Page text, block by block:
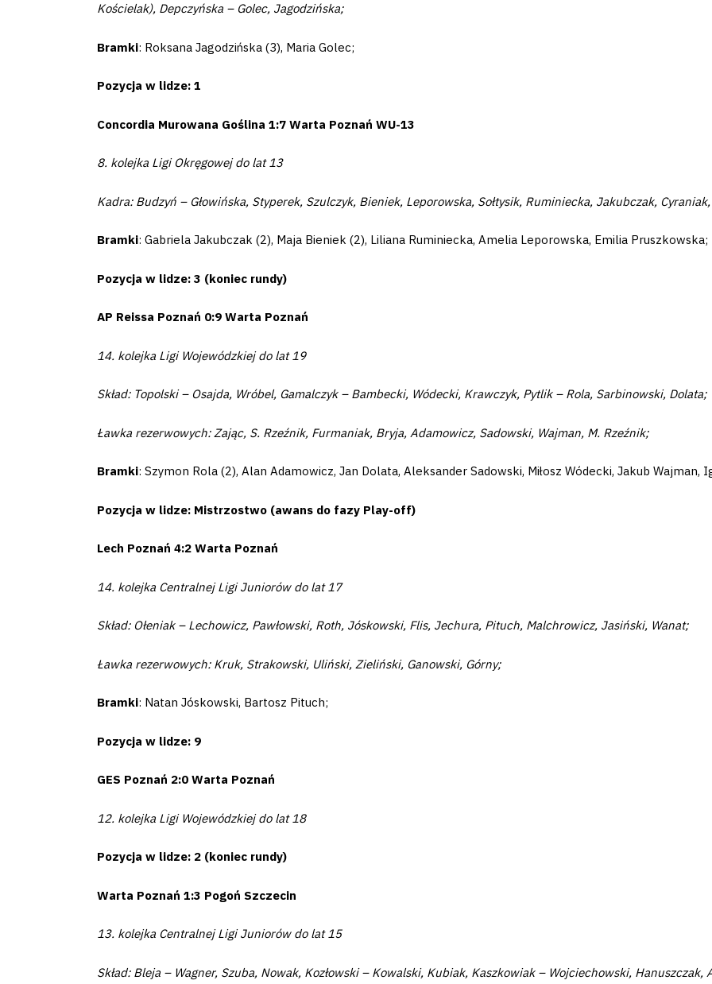
schedule
Academy
Foundation
Business
Kościelak), Depczyńska – Golec, Jagodzińska;
Bramki: Roksana Jagodzińska (3), Maria Golec;
Pozycja w lidze: 1
Concordia Murowana Goślina 1:7 Warta Poznań WU-13
8. kolejka Ligi Okręgowej do lat 13
Kadra: Budzyń – Głowińska, Styperek, Szulczyk, Bieniek, Leporowska, Sołtysik, Ruminiecka, Jakubczak,
Bramki: Gabriela Jakubczak (2), Maja Bieniek (2), Liliana Ruminiecka, Amelia Leporowska, Emilia Pruszkowska;
Pozycja w lidze: 3 (koniec rundy)
AP Reissa Poznań 0:9 Warta Poznań
14. kolejka Ligi Wojewódzkiej do lat 19
Skład: Topolski – Osajda, Wróbel, Gamalczyk – Bambecki, Wódecki, Krawczyk, Pytlik – Rola, Sarbinowski, Dolata;
Ławka rezerwowych: Zając, S. Rzeźnik, Furmaniak, Bryja, Adamowicz, Sadowski, Wajman, M. Rzeźnik;
Bramki: Szymon Rola (2), Alan Adamowicz, Jan Dolata, Aleksander Sadowski, Miłosz Wódecki, Jakub
Pozycja w lidze: Mistrzostwo (awans do fazy Play-off)
Lech Poznań 4:2 Warta Poznań
14. kolejka Centralnej Ligi Juniorów do lat 17
Skład: Ołeniak – Lechowicz, Pawłowski, Roth, Jóskowski, Flis, Jechura, Pituch, Malchrowicz, Jasiński, Wanat;
Ławka rezerwowych: Kruk, Strakowski, Uliński, Zieliński, Ganowski, Górny;
Bramki: Natan Jóskowski, Bartosz Pituch;
Pozycja w lidze: 9
GES Poznań 2:0 Warta Poznań
12. kolejka Ligi Wojewódzkiej do lat 18
Pozycja w lidze: 2 (koniec rundy)
Warta Poznań 1:3 Pogoń Szczecin
13. kolejka Centralnej Ligi Juniorów do lat 15
Skład: Bleja – Wagner, Szuba, Nowak, Kozłowski – Kowalski, Kubiak, Kaszkowiak – Wojciechowski, Hanuszczak,